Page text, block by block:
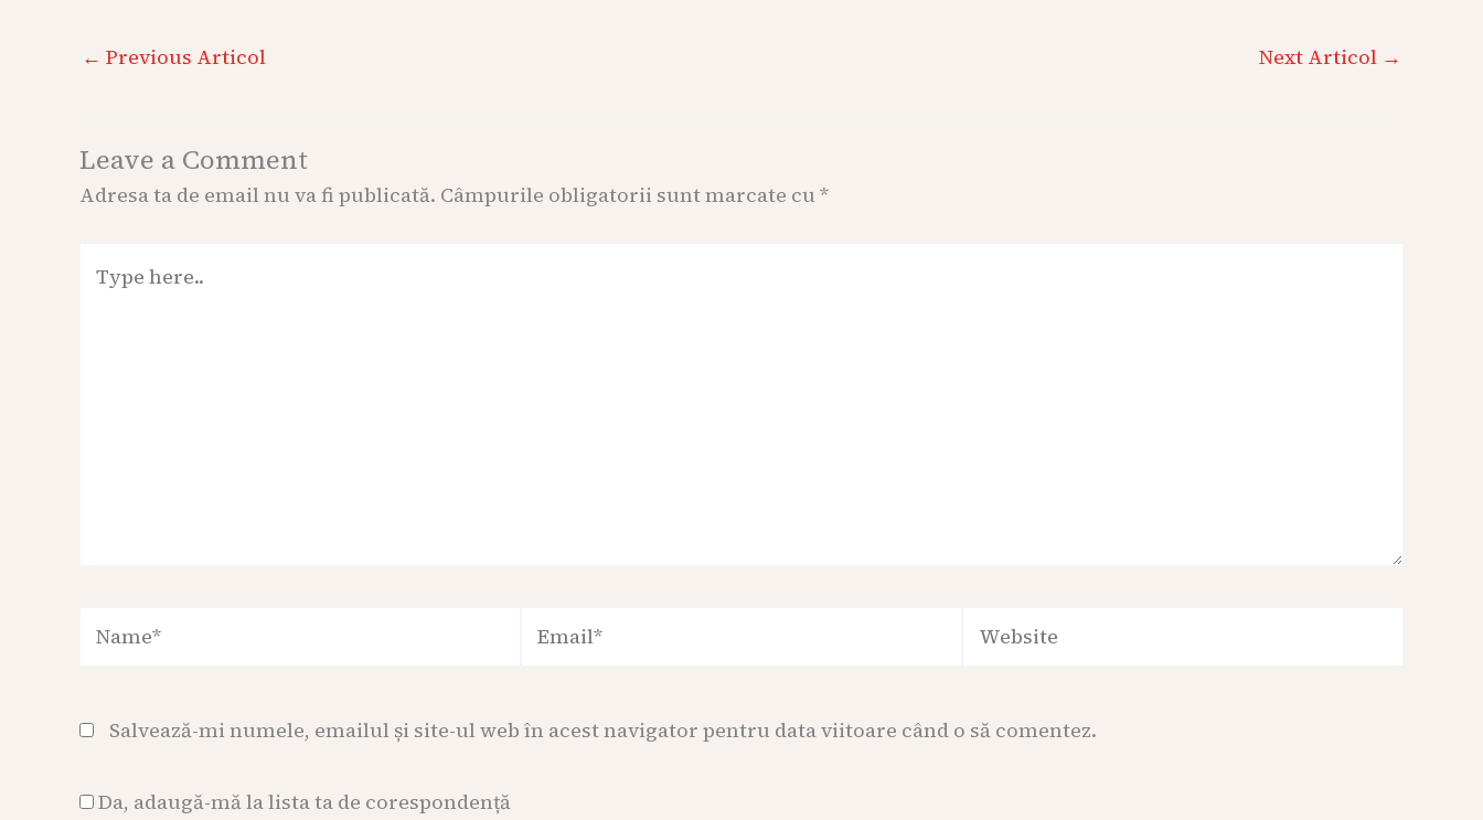
← Previous Articol Next Articol →
Leave a Comment
Adresa ta de email nu va fi publicată. Câmpurile obligatorii sunt marcate cu *
here..
Name* Email* Website
Salvează-mi numele, emailul și site-ul web în acest navigator pentru data viitoare când o să comentez.
Da, adaugă-mă la lista ta de corespondență